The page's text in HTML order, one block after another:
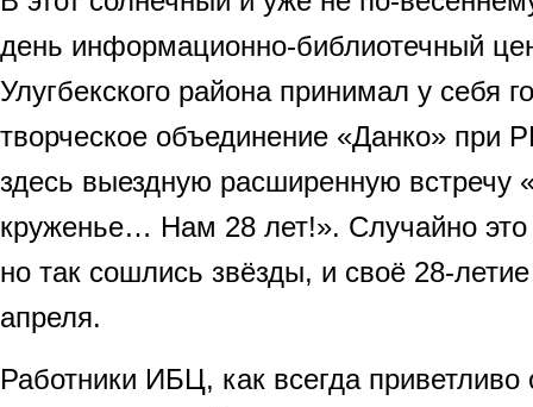
день информационно-библиотечный
Улугбекского района принимал у себя
творческое объединение «Данко» при
здесь выездную расширенную встречу
круженье… Нам 28 лет!». Случайно это
но так сошлись звёзды, и своё 28-
апреля.
Работники ИБЦ, как всегда приветливо